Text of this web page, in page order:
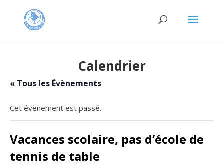
Calendrier
« Tous les Évènements
Cet évènement est passé.
Vacances scolaire, pas d’école de
tennis de table